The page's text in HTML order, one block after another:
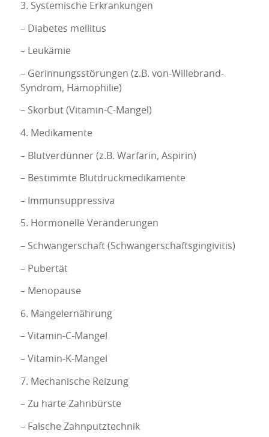
3. Systemische Erkrankungen
– Diabetes mellitus
– Leukämie
– Gerinnungsstörungen (z.B. von-Willebrand-
Syndrom, Hämophilie)
– Skorbut (Vitamin-C-Mangel)
4. Medikamente
– Blutverdünner (z.B. Warfarin, Aspirin)
– Bestimmte Blutdruckmedikamente
– Immunsuppressiva
5. Hormonelle Veränderungen
– Schwangerschaft (Schwangerschaftsgingivitis)
– Pubertät
– Menopause
6. Mangelernährung
– Vitamin-C-Mangel
– Vitamin-K-Mangel
7. Mechanische Reizung
– Zu harte Zahnbürste
– Falsche Zahnputztechnik